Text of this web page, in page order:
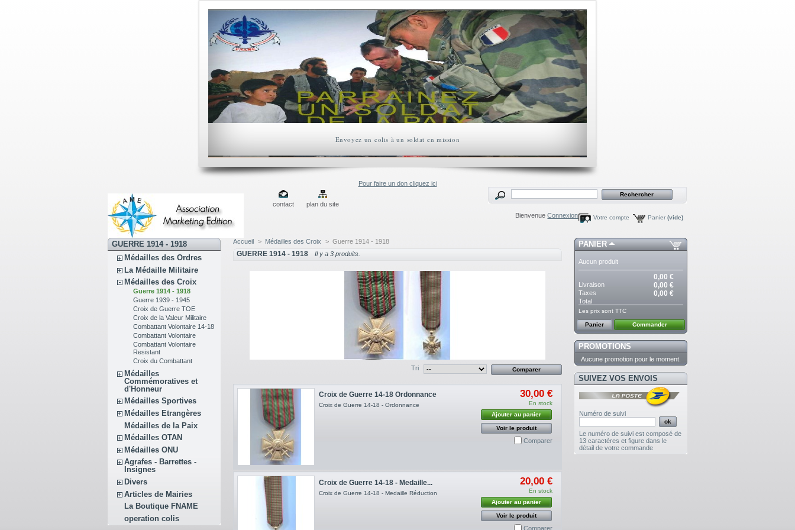
Envoyez un colis à un soldat en mission
Pour faire un don cliquez ici
contact plan du site
Panier(vide)
Votre compte
BienvenueConnexion
GUERRE 1914 - 1918
Médailles des Ordres
La Médaille Militaire
Médailles des Croix
Guerre 1914 - 1918
Guerre 1939 - 1945
Croix de Guerre TOE
Croix de la Valeur Militaire
Combattant Volontaire 14-18
Combattant Volontaire
Combattant Volontaire
Resistant
Croix du Combattant
Médailles
Commémoratives et
d'Honneur
Médailles Sportives
Médailles Etrangères
Médailles de la Paix
Médailles OTAN
Médailles ONU
Agrafes - Barrettes -
Insignes
Divers
Articles de Mairies
La Boutique FNAME
operation colis
Accueil > Médailles des Croix > Guerre 1914 - 1918
GUERRE 1914 - 1918 Il y a 3 produits.
Tri
Croix de Guerre 14-18 Ordonnance
Croix de Guerre 14-18 - Ordonnance
30,00 €
En stock
Ajouter au panier
Voir le produit
Comparer
Croix de Guerre 14-18 - Medaille...
Croix de Guerre 14-18 - Medaille Réduction
20,00 €
En stock
Ajouter au panier
Voir le produit
Comparer
PANIER
Aucun produit
0,00 €
Livraison 0,00 €
Taxes 0,00 €
Total
Les prix sont TTC
Panier Commander
PROMOTIONS
Aucune promotion pour le moment.
SUIVEZ VOS ENVOIS
Numéro de suivi
Le numéro de suivi est composé de
13 caractères et figure dans le
détail de votre commande